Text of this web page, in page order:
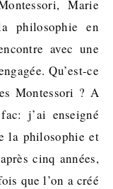
philosophie en
avec une
Qu’est-ce
Montessori ? A
j’ai enseigné
la philosophie et
cinq années,
que l’on a créé